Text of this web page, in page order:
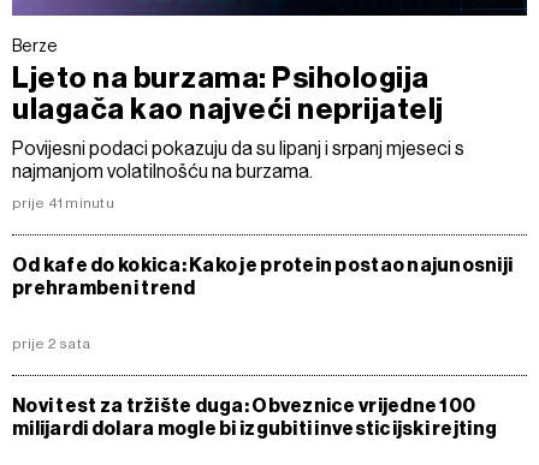
Berze
Ljeto na burzama: Psihologija
ulagača kao najveći neprijatelj
Povijesni podaci pokazuju da su lipanj i srpanj mjeseci s
najmanjom volatilnošću na burzama.
prije 41 minutu
Od kafe do kokica: Kako je protein postao najunosniji
prehrambeni trend
prije 2 sata
Novi test za tržište duga: Obveznice vrijedne 100
milijardi dolara mogle bi izgubiti investicijski rejting